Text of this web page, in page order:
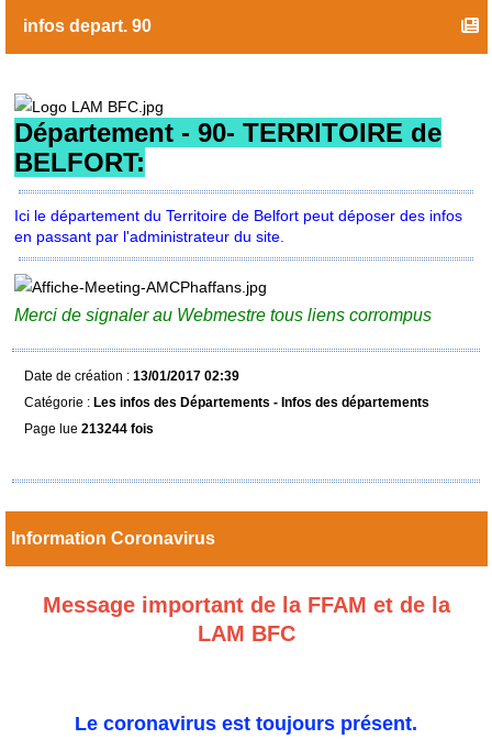
infos depart. 90
Département - 90- TERRITOIRE de
BELFORT:
Ici le département du Territoire de Belfort peut déposer des infos
en passant par l'administrateur du site.
Merci de signaler au Webmestre tous liens corrompus
Date de création :13/01/2017 02:39
Catégorie :Les infos des Départements - Infos des départements
Page lue213244 fois
Information Coronavirus
Message important de la FFAM et de la
LAM BFC
Le coronavirus est toujours présent.